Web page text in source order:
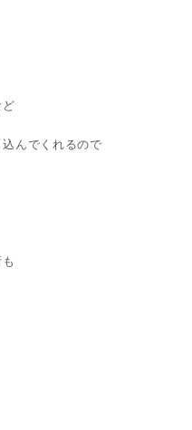
ど
んでくれるので